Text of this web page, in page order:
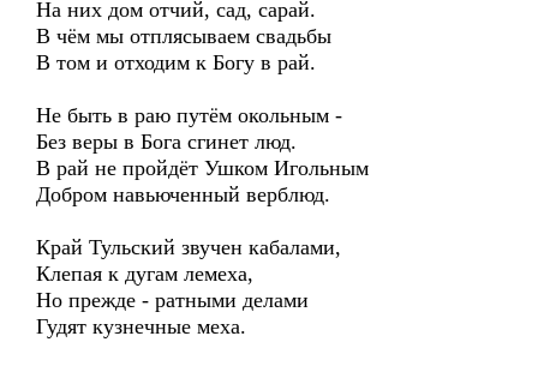
На них дом отчий, сад, сарай.
В чём мы отплясываем свадьбы
В том и отходим к Богу в рай.
Не быть в раю путём окольным -
Без веры в Бога сгинет люд.
В рай не пройдёт Ушком Игольным
Добром навьюченный верблюд.
Край Тульский звучен кабалами,
Клепая к дугам лемеха,
Но прежде - ратными делами
Гудят кузнечные меха.